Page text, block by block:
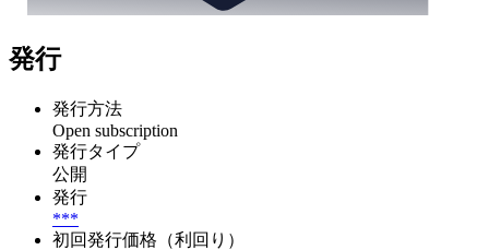
発行
発行方法
Open subscription
発行タイプ
公開
発行
***
初回発行価格（利回り）